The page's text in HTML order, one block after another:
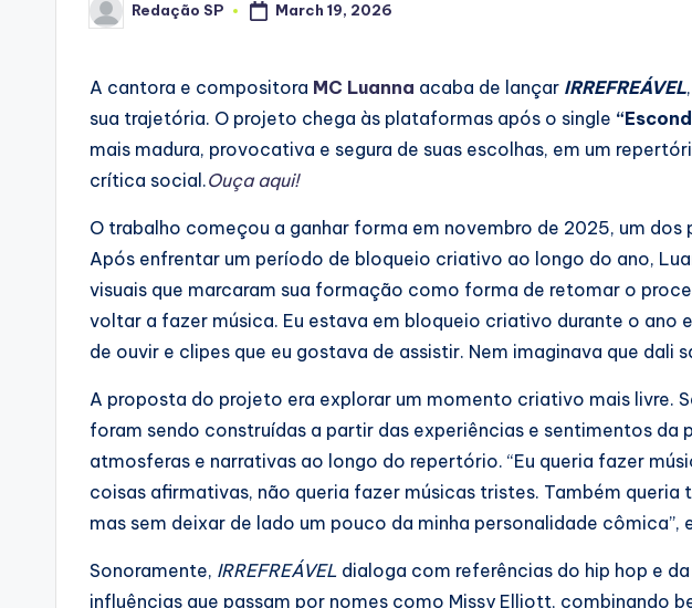
Posted
by
Redação SP March 19, 2026
A cantora e compositora MC Luanna acaba de lançar IRREFREÁVEL
sua trajetória. O projeto chega às plataformas após o single
mais madura, provocativa e segura de suas escolhas, em um
crítica social.Ouça aqui!
O trabalho começou a ganhar forma em novembro de 2025, um
Após enfrentar um período de bloqueio criativo ao longo do ano,
visuais que marcaram sua formação como forma de retomar o
voltar a fazer música. Eu estava em bloqueio criativo durante o ano
de ouvir e clipes que eu gostava de assistir. Nem imaginava que dali
A proposta do projeto era explorar um momento criativo mais livre.
foram sendo construídas a partir das experiências e sentimentos
atmosferas e narrativas ao longo do repertório. “Eu queria fazer
coisas afirmativas, não queria fazer músicas tristes. Também
mas sem deixar de lado um pouco da minha personalidade cômica”,
Sonoramente, IRREFREÁVEL dialoga com referências do hip hop e
influências que passam por nomes como Missy Elliott, combinando